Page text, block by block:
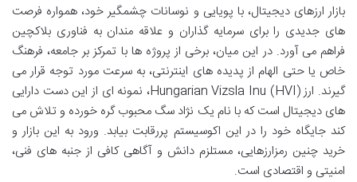
بازار ارزهای دیجیتال، با پویایی و نوسانات چشمگیر خود، همواره فرصت
های جدیدی را برای سرمایه گذاران و علاقه مندان به فناوری بلاکچین
فراهم می آورد. در این میان، برخی از پروژه ها با تمرکز بر جامعه، فرهنگ
خاص یا حتی الهام از پدیده های اینترنتی، به سرعت مورد توجه قرار می
گیرند. ارز Hungarian Vizsla Inu (HVI)، نمونه ای از این دست دارایی
های دیجیتال است که با نام یک نژاد سگ محبوب گره خورده و تلاش می
کند جایگاه خود را در این اکوسیستم پررقابت بیابد. ورود به این بازار و
خرید چنین رمزارزهایی، مستلزم دانش و آگاهی کافی از جنبه های فنی،
امنیتی و اقتصادی است.